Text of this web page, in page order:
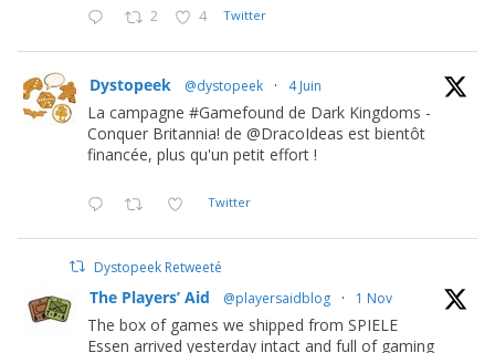
2 4 Twitter
Dystopeek @dystopeek · 4 Juin
La campagne #Gamefound de Dark Kingdoms -
Conquer Britannia! de @DracoIdeas est bientôt
financée, plus qu'un petit effort !
Twitter
Dystopeek Retweeté
The Players’ Aid @playersaidblog · 1 Nov
The box of games we shipped from SPIELE
Essen arrived yesterday intact and full of gaming